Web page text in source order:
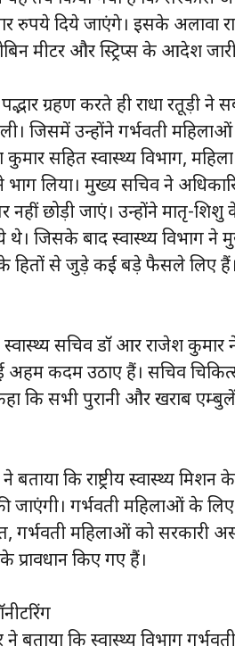
दिये जाएंगे। इसके अलावा
मीटर और स्ट्रिप्स के आदेश
ग्रहण करते ही राधा रतूड़ी ने
जिसमें उन्होंने गर्भवती
सहित स्वास्थ्य विभाग,
भाग लिया। मुख्य सचिव ने
छोड़ी जाएं। उन्होंने मातृ-शिशु
थे। जिसके बाद स्वास्थ्य विभाग ने
हितों से जुड़े कई बड़े फैसले लिए हैं।
स्वास्थ्य सचिव डाॅ आर राजेश
कदम उठाए हैं। सचिव
कि सभी पुरानी और खराब
बताया कि राष्ट्रीय स्वास्थ्य
जाएंगी। गर्भवती महिलाओं के
गर्भवती महिलाओं को सरकारी
किए गए हैं।
ने बताया कि स्वास्थ्य विभाग